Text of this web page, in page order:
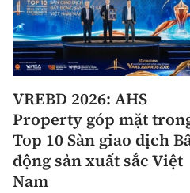
VREBD 2026: AHS
Property góp mặt
Top 10 Sàn giao dịch
động sản xuất sắc Việt
Nam